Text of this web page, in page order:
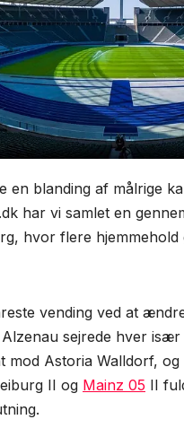
blanding af målrige
har vi samlet en
hvor flere
vending ved at
sejrede hver
mod Astoria Walldorf,
II og Mainz 05 II